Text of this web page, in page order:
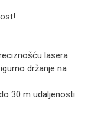
lasera
držanje na
30 m udaljenosti